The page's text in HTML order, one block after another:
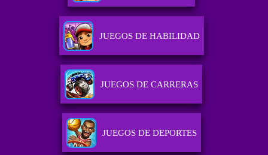
JUEGOS DE HABILIDAD
JUEGOS DE CARRERAS
JUEGOS DE DEPORTES